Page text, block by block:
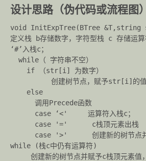
设计思路（伪代码或流程图）
void InitExpTree(BTree &T,string
定义栈 b存储数字，字符型栈 c 存储运算
‘#’入栈c；
  while（ 字符串不空）
    if （str[i] 为数字）
创建树节点，赋予str[i]的
    else
      调用Precede函数
      case ‘<'     运算符入栈c；
      case '='      c栈顶元素出栈
case '>'      创建新的树节点
while (栈c中仍有运算符)
创建新的树节点并赋予c栈顶元素值